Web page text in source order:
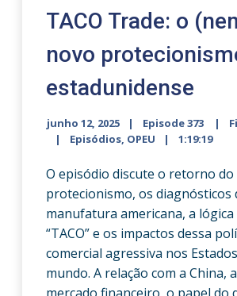
TACO Trade: o
novo
estadunidense
junho 12, 2025 Episode 373
Episódios, OPEU 1:19:19
O episódio discute o retorno do
protecionismo, os diagnósticos
manufatura americana, a
“TACO” e os impactos dessa
comercial agressiva nos
mundo. A relação com a China,